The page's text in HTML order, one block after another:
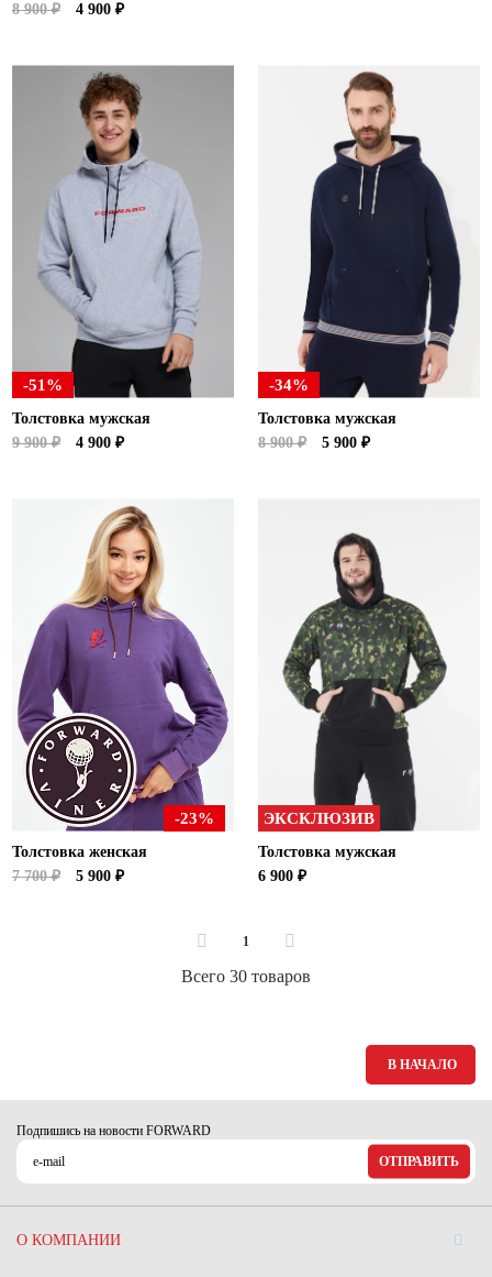
8 900 ₽
4 900 ₽
-51%
Толстовка мужская
9 900 ₽
4 900 ₽
-34%
Толстовка мужская
8 900 ₽
5 900 ₽
-23%
Толстовка женская
7 700 ₽
5 900 ₽
ЭКСКЛЮЗИВ
Толстовка мужская
6 900 ₽
1
Всего 30 товаров
В НАЧАЛО
Подпишись на новости FORWARD
ОТПРАВИТЬ
О КОМПАНИИ